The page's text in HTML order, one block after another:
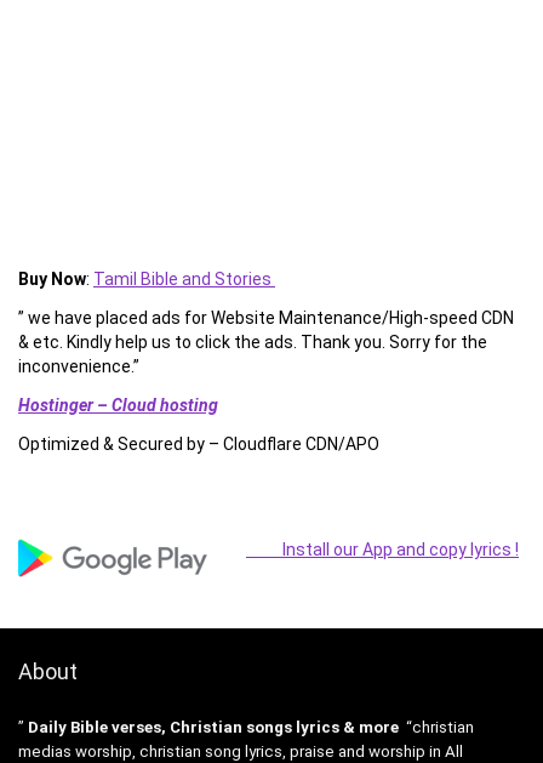
Buy Now: Tamil Bible and Stories
” we have placed ads for Website Maintenance/High-speed CDN
& etc. Kindly help us to click the ads. Thank you. Sorry for the
inconvenience.”
Hostinger – Cloud hosting
Optimized & Secured by – Cloudflare CDN/APO
Install our App and copy lyrics !
About
” Daily Bible verses, Christian songs lyrics & more “christian
medias worship, christian song lyrics, praise and worship in All